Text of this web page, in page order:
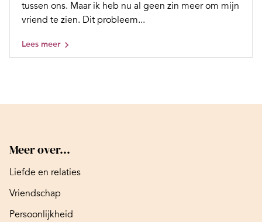
tussen ons. Maar ik heb nu al geen zin meer om mijn
vriend te zien. Dit probleem...
Lees meer
Meer over...
Liefde en relaties
Vriendschap
Persoonlijkheid